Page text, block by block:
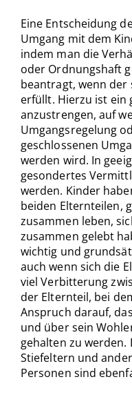
Eine Entscheidung
Umgang mit dem
indem man die
oder Ordnungshaft
beantragt, wenn
erfüllt. Hierzu ist ein
anzustrengen, auf
Umgangsregelung
geschlossenen
werden wird. In
gesondertes
werden. Kinder
beiden Elternteilen,
zusammen leben,
zusammen gelebt
wichtig und
auch wenn sich die
viel Verbitterung
der Elternteil, bei
Anspruch darauf,
und über sein
gehalten zu
Stiefeltern und
Personen sind